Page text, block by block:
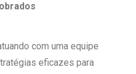
com uma equipe
eficazes para